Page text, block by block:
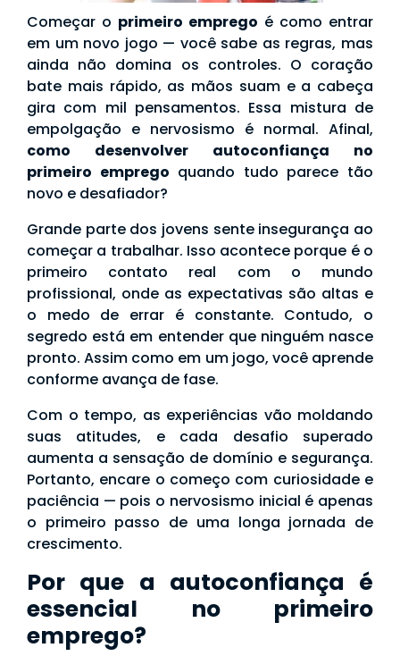
Começar o primeiro emprego é como entrar
em um novo jogo — você sabe as regras, mas
ainda não domina os controles. O coração
bate mais rápido, as mãos suam e a cabeça
gira com mil pensamentos. Essa mistura de
empolgação e nervosismo é normal. Afinal,
como desenvolver autoconfiança no
primeiro emprego quando tudo parece tão
novo e desafiador?
Grande parte dos jovens sente insegurança ao
começar a trabalhar. Isso acontece porque é o
primeiro contato real com o mundo
profissional, onde as expectativas são altas e
o medo de errar é constante. Contudo, o
segredo está em entender que ninguém nasce
pronto. Assim como em um jogo, você aprende
conforme avança de fase.
Com o tempo, as experiências vão moldando
suas atitudes, e cada desafio superado
aumenta a sensação de domínio e segurança.
Portanto, encare o começo com curiosidade e
paciência — pois o nervosismo inicial é apenas
o primeiro passo de uma longa jornada de
crescimento.
Por que a autoconfiança é
essencial no primeiro
emprego?